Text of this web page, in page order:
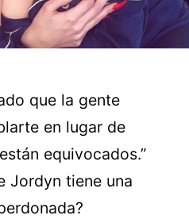
que la gente
en lugar de
equivocados.”
Jordyn tiene una